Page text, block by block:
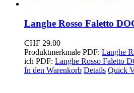
Langhe Rosso Faletto
CHF 29.00
Produktmerkmale PDF: Langhe
ich PDF: Langhe Rosso Faletto
In den Warenkorb Details Quick